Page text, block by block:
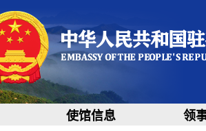
使馆信息 领